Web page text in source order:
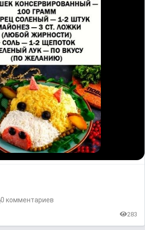
0 комментариев
283